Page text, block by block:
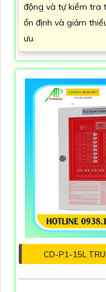
động và tự kiểm tra
ổn định và giảm
ưu.
CD-P1-15L